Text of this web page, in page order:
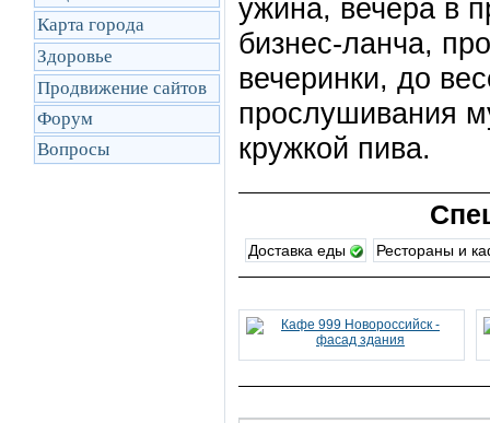
Карта города
Здоровье
Продвижение сайтов
Форум
Вопросы
ужина, вечера в
бизнес-ланча,
вечеринки, до
прослушивания
кружкой пива.
Доставка еды Рестораны и